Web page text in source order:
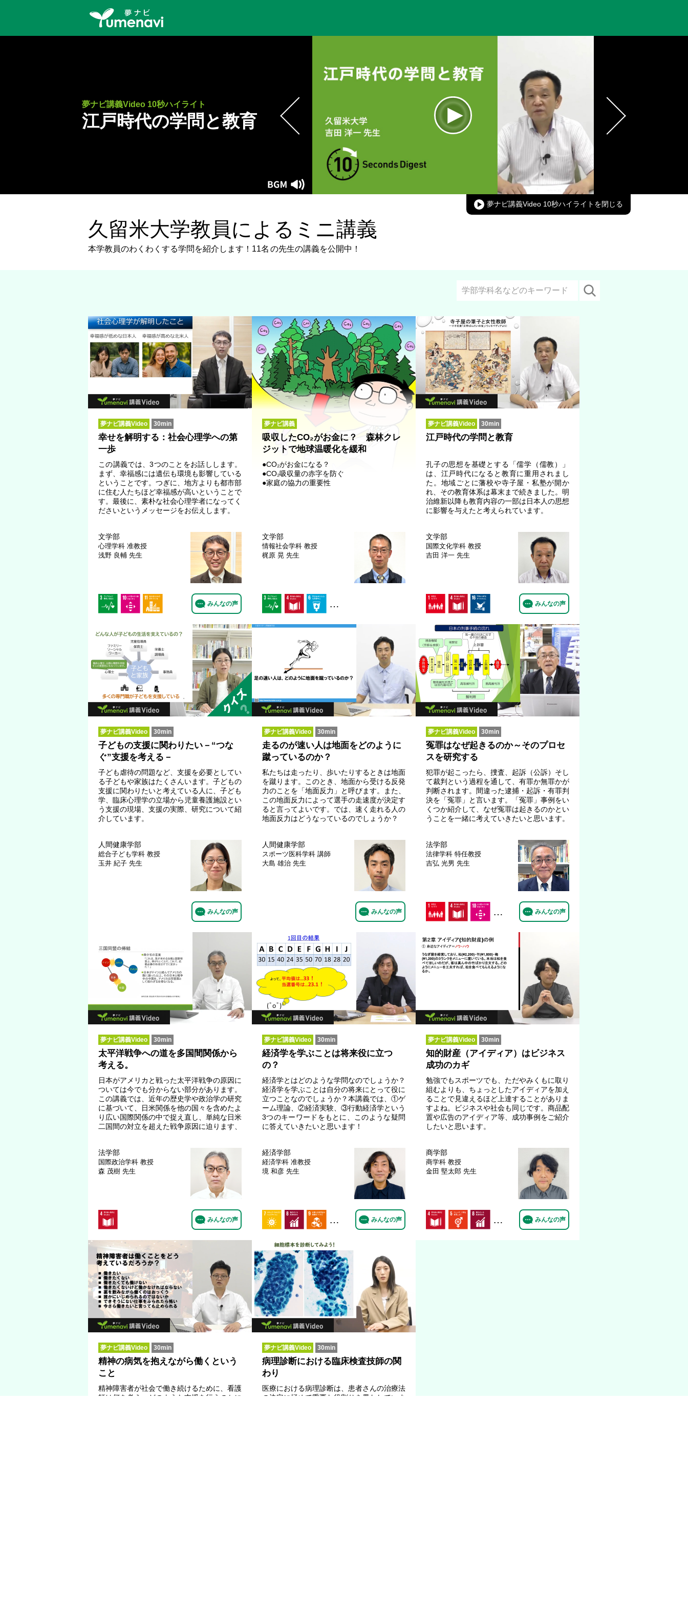
夢ナビ講義Video 10秒ハイライト
江戸時代の学問と教育
Picture-
in-
Fullscreen
夢ナビ講義Video 10秒ハイライト
久留米大学教員によるミニ講義
本学教員のわくわくする学問を紹介します！ 11名 の先生の講義を公開中！
夢ナビ講義Video 30min
幸せを解明する：社会心理学への第
一歩
この講義では、3つのことをお話しします。
まず、幸福感には遺伝も環境も影響している
ということです。つぎに、地方よりも都市部
に住む人たちほど幸福感が高いということで
す。最後に、素朴な社会心理学者になってく
ださいというメッセージをお伝えします。
文学部
心理学科 准教授
浅野 良輔 先生
みんなの声
夢ナビ講義
吸収したCO₂がお金に？ 森林クレ
ジットで地球温暖化を緩和
●CO₂がお金になる？
●CO₂吸収量の赤字を防ぐ
●家庭の協力の重要性
文学部
情報社会学科 教授
梶原 晃 先生
…
夢ナビ講義Video 30min
江戸時代の学問と教育
孔子の思想を基礎とする「儒学（儒教）」
は、江戸時代になると教育に重用されまし
た。地域ごとに藩校や寺子屋・私塾が開か
れ、その教育体系は幕末まで続きました。明
治維新以降も教育内容の一部は日本人の思想
に影響を与えたと考えられています。
文学部
国際文化学科 教授
吉田 洋一 先生
みんなの声
夢ナビ講義Video 30min
子どもの支援に関わりたい－“つな
ぐ”支援を考える－
子ども虐待の問題など、支援を必要としてい
る子どもや家族はたくさんいます。子どもの
支援に関わりたいと考えている人に、子ども
学、臨床心理学の立場から児童養護施設とい
う支援の現場、支援の実際、研究について紹
介しています。
人間健康学部
総合子ども学科 教授
玉井 紀子 先生
みんなの声
夢ナビ講義Video 30min
走るのが速い人は地面をどのように
蹴っているのか？
私たちは走ったり、歩いたりするときは地面
を蹴ります。このとき、地面から受ける反発
力のことを「地面反力」と呼びます。また、
この地面反力によって選手の走速度が決定す
ると言ってよいです。では、速く走れる人の
地面反力はどうなっているのでしょうか？
人間健康学部
スポーツ医科学科 講師
大島 雄治 先生
みんなの声
夢ナビ講義Video 30min
冤罪はなぜ起きるのか～そのプロセ
スを研究する
犯罪が起こったら、捜査、起訴（公訴）そし
て裁判という過程を通して、有罪か無罪かが
判断されます。間違った逮捕・起訴・有罪判
決を「冤罪」と言います。「冤罪」事例をい
くつか紹介して、なぜ冤罪は起きるのかとい
うことを一緒に考えていきたいと思います。
法学部
法律学科 特任教授
吉弘 光男 先生
… みんなの声
夢ナビ講義Video 30min
太平洋戦争への道を多国間関係から
考える。
日本がアメリカと戦った太平洋戦争の原因に
ついては今でも分からない部分があります。
この講義では、近年の歴史学や政治学の研究
に基づいて、日米関係を他の国々を含めたよ
り広い国際関係の中で捉え直し、単純な日米
二国間の対立を超えた戦争原因に迫ります、
法学部
国際政治学科 教授
森 茂樹 先生
みんなの声
夢ナビ講義Video 30min
経済学を学ぶことは将来役に立つ
の？
経済学とはどのような学問なのでしょうか？
経済学を学ぶことは自分の将来にとって役に
立つことなのでしょうか？本講義では、①ゲ
ーム理論、②経済実験、③行動経済学という
3つのキーワードをもとに、このような疑問
に答えていきたいと思います！
経済学部
経済学科 准教授
境 和彦 先生
… みんなの声
夢ナビ講義Video 30min
知的財産（アイディア）はビジネス
成功のカギ
勉強でもスポーツでも、ただやみくもに取り
組むよりも、ちょっとしたアイディアを加え
ることで見違えるほど上達することがありま
すよね。ビジネスや社会も同じです。商品配
置や広告のアイディア等、成功事例をご紹介
したいと思います。
商学部
商学科 教授
金田 堅太郎 先生
… みんなの声
夢ナビ講義Video 30min
精神の病気を抱えながら働くという
こと
精神障害者が社会で働き続けるために、看護
師は何を考え、どのような支援を行うのかに
夢ナビ講義Video 30min
病理診断における臨床検査技師の関
わり
医療における病理診断は、患者さんの治療法
の決定に極めて重要な役割りを果たしていま